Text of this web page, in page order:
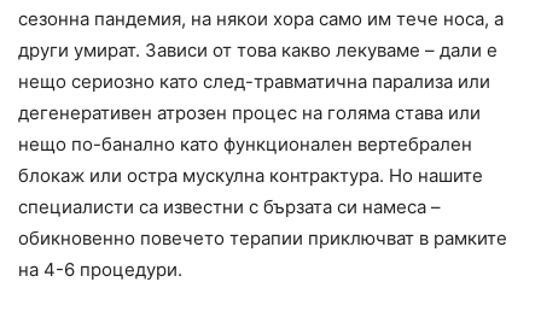
сезонна пандемия, на някои хора само им тече носа, а
други умират. Зависи от това какво лекуваме – дали е
нещо сериозно като след-травматична парализа или
дегенеративен атрозен процес на голяма става или
нещо по-банално като функционален вертебрален
блокаж или остра мускулна контрактура. Но нашите
специалисти са известни с бързата си намеса –
обикновенно повечето терапии приключват в рамките
на 4-6 процедури.